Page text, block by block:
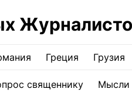
Греция Грузия
священнику Мысли